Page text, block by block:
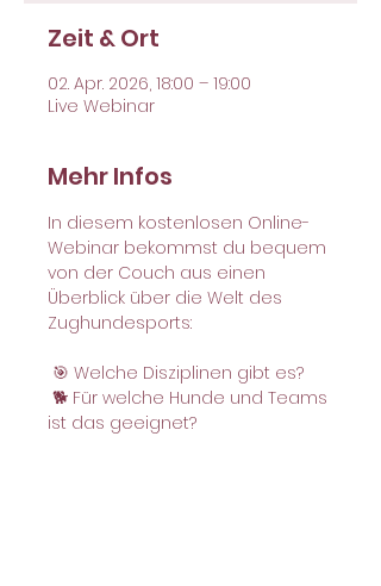
Zeit & Ort
02. Apr. 2026, 18:00 – 19:00
Live Webinar
Mehr Infos
In diesem kostenlosen Online-
Webinar bekommst du bequem
von der Couch aus einen
Überblick über die Welt des
Zughundesports:
🎯 Welche Disziplinen gibt es?
ist das geeignet?